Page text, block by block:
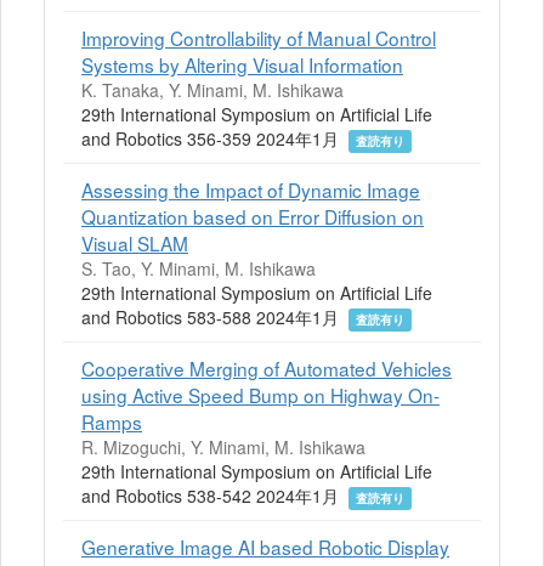
Improving Controllability of Manual Control
Systems by Altering Visual Information
K. Tanaka, Y. Minami, M. Ishikawa
29th International Symposium on Artificial Life
and Robotics 356-359 2024年1月
査読有り
Assessing the Impact of Dynamic Image
Quantization based on Error Diffusion on
Visual SLAM
S. Tao, Y. Minami, M. Ishikawa
29th International Symposium on Artificial Life
and Robotics 583-588 2024年1月
査読有り
Cooperative Merging of Automated Vehicles
using Active Speed Bump on Highway On-
Ramps
R. Mizoguchi, Y. Minami, M. Ishikawa
29th International Symposium on Artificial Life
and Robotics 538-542 2024年1月
査読有り
Generative Image AI based Robotic Display